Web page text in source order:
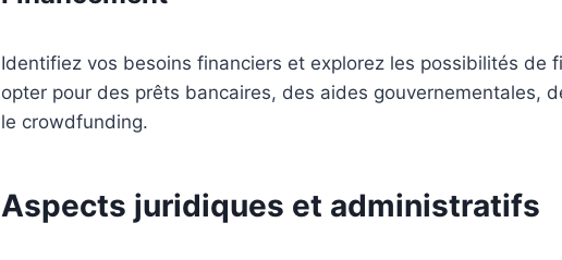
Identifiez vos besoins financiers et explorez les possibilités de
opter pour des prêts bancaires, des aides gouvernementales,
le crowdfunding.
Aspects juridiques et administratifs